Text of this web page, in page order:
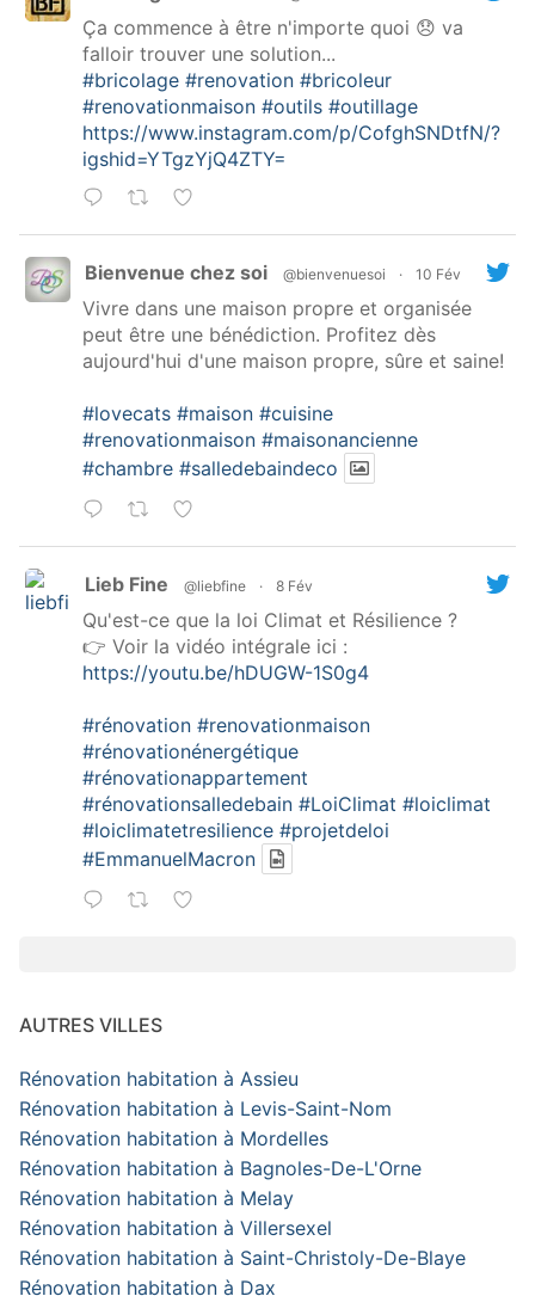
Ça commence à être n'importe quoi 😞 va
falloir trouver une solution...
#bricolage #renovation #bricoleur
#renovationmaison #outils #outillage
https://www.instagram.com/p/CofghSNDtfN/?
igshid=YTgzYjQ4ZTY=
Bienvenue chez soi @bienvenuesoi · 10 Fév
Vivre dans une maison propre et organisée
peut être une bénédiction. Profitez dès
aujourd'hui d'une maison propre, sûre et saine!
#lovecats #maison #cuisine
#renovationmaison #maisonancienne
#chambre #salledebaindeco
Lieb Fine @liebfine · 8 Fév
Qu'est-ce que la loi Climat et Résilience ?
👉 Voir la vidéo intégrale ici :
https://youtu.be/hDUGW-1S0g4
#rénovation #renovationmaison
#rénovationénergétique
#rénovationappartement
#rénovationsalledebain #LoiClimat #loiclimat
#loiclimatetresilience #projetdeloi
#EmmanuelMacron
AUTRES VILLES
Rénovation habitation à Assieu
Rénovation habitation à Levis-Saint-Nom
Rénovation habitation à Mordelles
Rénovation habitation à Bagnoles-De-L'Orne
Rénovation habitation à Melay
Rénovation habitation à Villersexel
Rénovation habitation à Saint-Christoly-De-Blaye
Rénovation habitation à Dax